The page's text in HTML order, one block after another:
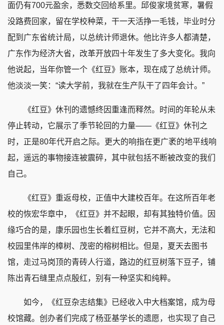
面仍有700元盈余，悉数交回给系里。邱俊家境贫寒，暑假
没路费回家，留在学校种菜，干一天活挣一毛钱，毕业时分
配到广东省统计局，以总统计师退休。他比许多人都清楚，
广东作为经济大省，改革开放四十年发生了多大变化。我向
他说起，当年你管一个《红豆》账本，现在成了总统计师。
他淡淡一笑：“读大学前，我就在生产队干了四年会计。”
《红豆》休刊的遗憾终因重逢而释然。时间的年轮从未
停止转动，它展示了季节轮回的力量——《红豆》休刊之
时，正是80年代开启之际。更大的响指在更广袤的地平线响
起，遥远的事物接连被震碎，其中就包括不断被改变的我们
自己。
《红豆》重返母校，正值中大建校百年。在这所百年老
校的恢宏华章中，《红豆》并不起眼，却有其独特价值。因
缘巧合的是，康乐园也生长着红豆树，它并不高大，无法和
校园里伟岸的樟树、茂密的榕树相比。但是，夏天去图书
馆，走过马岗顶的青砖人行道，路边的红豆树落下豆子，铺
陈出青石缝里点点殷红，别有一种坚实和纯粹。
如今，《红豆杂志结集》已经收入中大档案馆，成为母
校馆藏。创办者们完成了杨亚基学长的遗愿，也实现了自己